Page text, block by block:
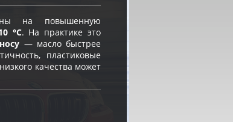
на повышенную
°C. На практике это
— масло быстрее
пластиковые
качества может